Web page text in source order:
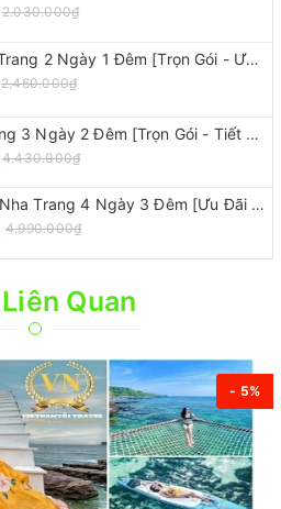
2.030.000₫
Du Lịch Nha Trang 2 Ngày 1 Đêm [Trọn Gói - Ưu Đãi 30%]
2.460.000₫
Tour Nha Trang 3 Ngày 2 Đêm [Trọn Gói - Tiết Kiệm 30%]
4.430.000₫
Tour Du Lịch Nha Trang 4 Ngày 3 Đêm [Ưu Đãi 30% - Trọn Gói]
4.990.000₫
Liên Quan
- 5%